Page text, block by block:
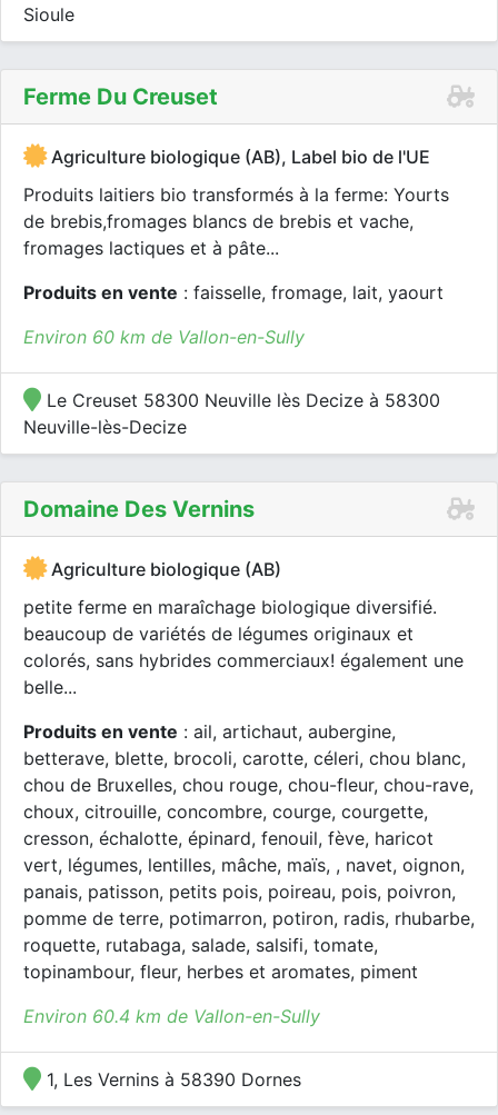
Sioule
Ferme Du Creuset
Agriculture biologique (AB), Label bio de l'UE
Produits laitiers bio transformés à la ferme: Yourts
de brebis,fromages blancs de brebis et vache,
fromages lactiques et à pâte...
Produits en vente : faisselle, fromage, lait, yaourt
Environ 60 km de Vallon-en-Sully
Le Creuset 58300 Neuville lès Decize à 58300
Neuville-lès-Decize
Domaine Des Vernins
Agriculture biologique (AB)
petite ferme en maraîchage biologique diversifié.
beaucoup de variétés de légumes originaux et
colorés, sans hybrides commerciaux! également une
belle...
Produits en vente : ail, artichaut, aubergine,
betterave, blette, brocoli, carotte, céleri, chou blanc,
chou de Bruxelles, chou rouge, chou-fleur, chou-rave,
choux, citrouille, concombre, courge, courgette,
cresson, échalotte, épinard, fenouil, fève, haricot
vert, légumes, lentilles, mâche, maïs, , navet, oignon,
panais, patisson, petits pois, poireau, pois, poivron,
pomme de terre, potimarron, potiron, radis, rhubarbe,
roquette, rutabaga, salade, salsifi, tomate,
topinambour, fleur, herbes et aromates, piment
Environ 60.4 km de Vallon-en-Sully
1, Les Vernins à 58390 Dornes